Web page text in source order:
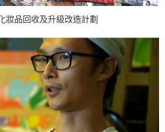
妝品回收及升級改造計劃